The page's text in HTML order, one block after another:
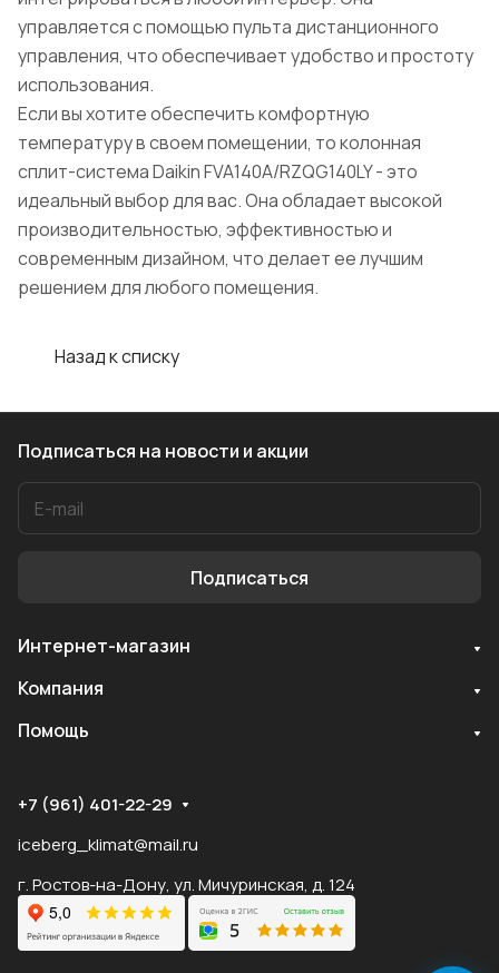
управляется с помощью пульта дистанционного
управления, что обеспечивает удобство и простоту
использования.
Если вы хотите обеспечить комфортную
температуру в своем помещении, то колонная
сплит-система Daikin FVA140A/RZQG140LY - это
идеальный выбор для вас. Она обладает высокой
производительностью, эффективностью и
современным дизайном, что делает ее лучшим
решением для любого помещения.
Назад к списку
Подписаться на новости и акции
Подписаться
Интернет-магазин
Компания
Помощь
+7 (961) 401-22-29
iceberg_klimat@mail.ru
г. Ростов-на-Дону, ул. Мичуринская, д. 124